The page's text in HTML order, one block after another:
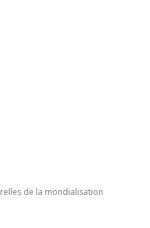
de la mondialisation